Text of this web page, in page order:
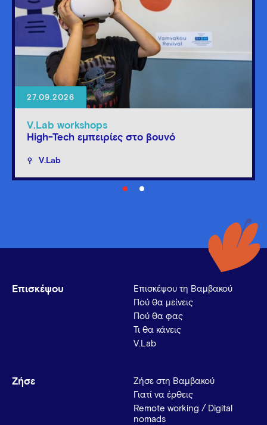
27.09.2026
V.Lab workshops
High-Tech εμπειρίες στο βουνό
V.Lab
Επισκέψου
Επισκέψου τη Βαμβακού
Πού θα μείνεις
Πού θα φας
Τι θα κάνεις
V.Lab
Ζήσε
Ζήσε στη Βαμβακού
Γιατί να έρθεις
Remote working / Digital
nomads